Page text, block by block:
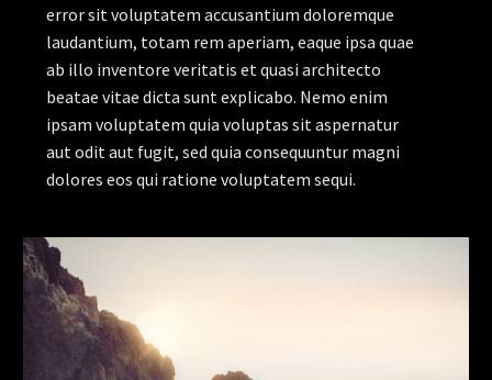
error sit voluptatem accusantium doloremque
laudantium, totam rem aperiam, eaque ipsa quae
ab illo inventore veritatis et quasi architecto
beatae vitae dicta sunt explicabo. Nemo enim
ipsam voluptatem quia voluptas sit aspernatur
aut odit aut fugit, sed quia consequuntur magni
dolores eos qui ratione voluptatem sequi.